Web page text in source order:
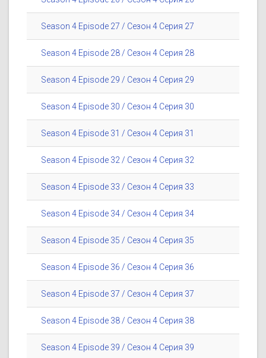
Season 4 Episode 27 / Сезон 4 Серия 27
Season 4 Episode 28 / Сезон 4 Серия 28
Season 4 Episode 29 / Сезон 4 Серия 29
Season 4 Episode 30 / Сезон 4 Серия 30
Season 4 Episode 31 / Сезон 4 Серия 31
Season 4 Episode 32 / Сезон 4 Серия 32
Season 4 Episode 33 / Сезон 4 Серия 33
Season 4 Episode 34 / Сезон 4 Серия 34
Season 4 Episode 35 / Сезон 4 Серия 35
Season 4 Episode 36 / Сезон 4 Серия 36
Season 4 Episode 37 / Сезон 4 Серия 37
Season 4 Episode 38 / Сезон 4 Серия 38
Season 4 Episode 39 / Сезон 4 Серия 39